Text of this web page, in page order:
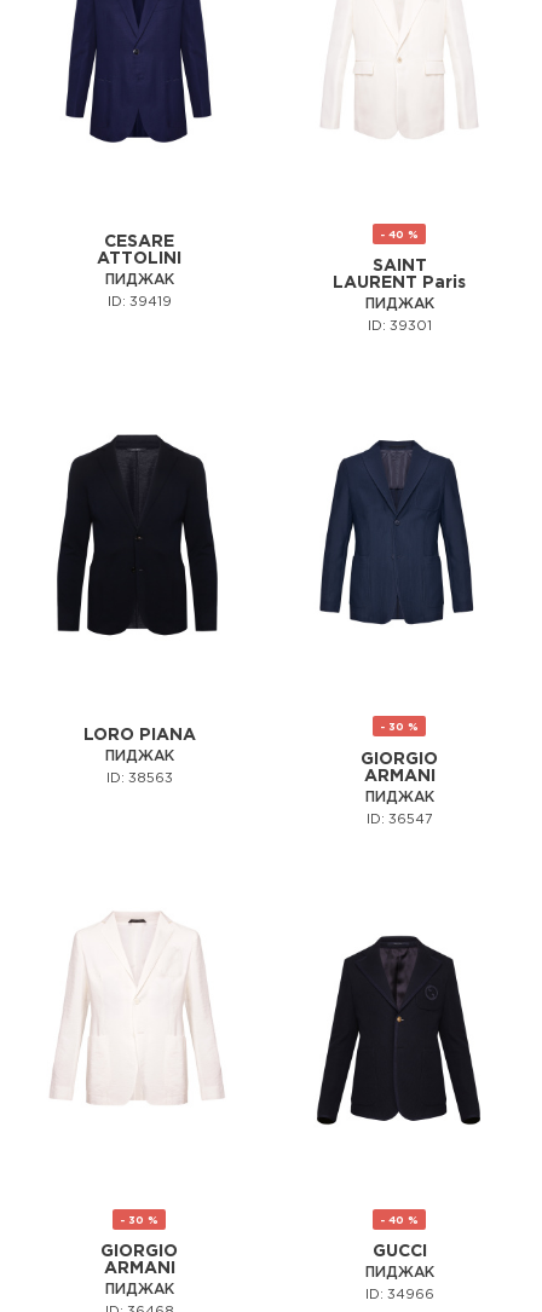
CESARE
ATTOLINI
ПИДЖАК
ID: 39419
- 40 %
SAINT
LAURENT Paris
ПИДЖАК
ID: 39301
LORO PIANA
ПИДЖАК
ID: 38563
- 30 %
GIORGIO
ARMANI
ПИДЖАК
ID: 36547
- 30 %
GIORGIO
ARMANI
ПИДЖАК
- 40 %
GUCCI
ПИДЖАК
ID: 34966